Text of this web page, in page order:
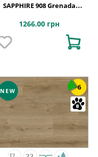
SAPPHIRE 908 Grenada
1266.00 грн
NEW 6